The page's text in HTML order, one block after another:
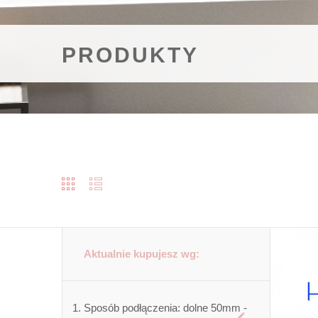
PRODUKTY
Aktualnie kupujesz wg:
Sposób podłączenia: dolne 50mm -